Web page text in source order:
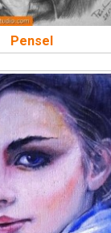
Pensel